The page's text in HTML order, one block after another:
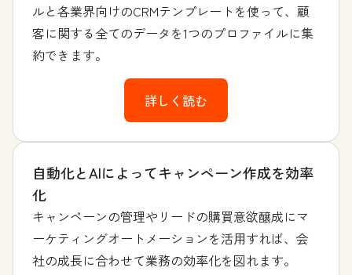
ルと各業界向けのCRMテンプレートを使って、顧
客に関する全てのデータを1つのプロファイルに集
約できます。
詳しく読む
自動化とAIによってキャンペーン作成を効率
化
キャンペーンの管理やリードの購買意欲醸成にマ
ーケティングオートメーションを活用すれば、会
社の成長に合わせて業務の効率化を図れます。